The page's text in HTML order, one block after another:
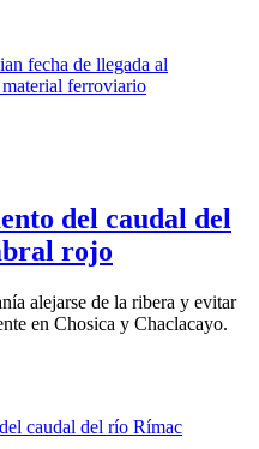
del caudal del
rojo
alejarse de la ribera y evitar
en Chosica y Chaclacayo.